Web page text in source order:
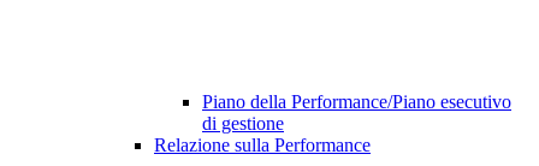
Piano della Performance/Piano esecutivo
di gestione
Relazione sulla Performance